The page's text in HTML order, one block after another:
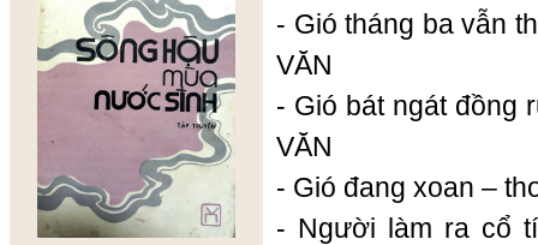
- Gió tháng ba vẫn
VĂN
- Gió bát ngát đồng
VĂN
- Gió đang xoan –
- Người làm ra cổ